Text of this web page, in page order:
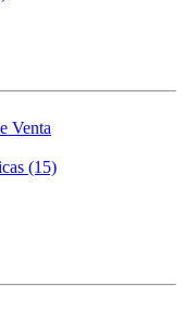
Venta
(15)